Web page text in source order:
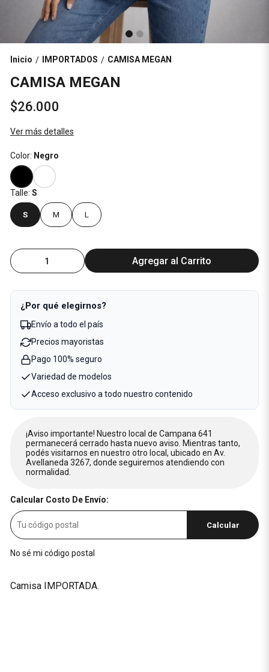
Inicio / IMPORTADOS / CAMISA MEGAN
CAMISA MEGAN
$26.000
Ver más detalles
Color: Negro
Talle: S
S M L
Agregar al Carrito
¿Por qué elegirnos?
Envío a todo el país
Precios mayoristas
Pago 100% seguro
Variedad de modelos
Acceso exclusivo a todo nuestro contenido
¡Aviso importante! Nuestro local de Campana 641
permanecerá cerrado hasta nuevo aviso. Mientras tanto,
podés visitarnos en nuestro otro local, ubicado en Av.
Avellaneda 3267, donde seguiremos atendiendo con
normalidad.
Calcular Costo De Envío:
Calcular
No sé mi código postal
Camisa IMPORTADA.